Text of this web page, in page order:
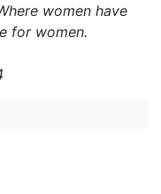
women have
for women.